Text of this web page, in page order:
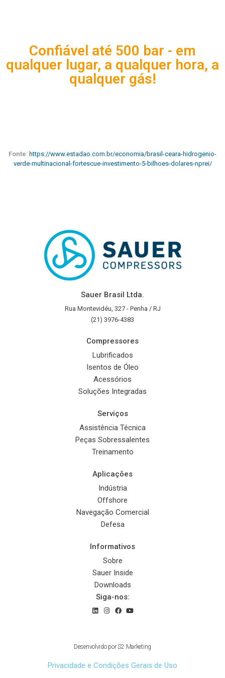
Confiável até 500 bar - em
qualquer lugar, a qualquer hora, a
qualquer gás!
Fonte: https://www.estadao.com.br/economia/brasil-ceara-hidrogenio-
verde-multinacional-fortescue-investimento-5-bilhoes-dolares-nprei/
Sauer Brasil Ltda.
Rua Montevidéu, 327 - Penha / RJ
(21) 3976-4383
Compressores
Lubrificados
Isentos de Óleo
Acessórios
Soluções Integradas
Serviços
Assistência Técnica
Peças Sobressalentes
Treinamento
Aplicações
Indústria
Offshore
Navegação Comercial
Defesa
Informativos
Sobre
Sauer Inside
Downloads
Siga-nos:
Desenvolvido porS2 Marketing
Privacidade e Condições Gerais de Uso